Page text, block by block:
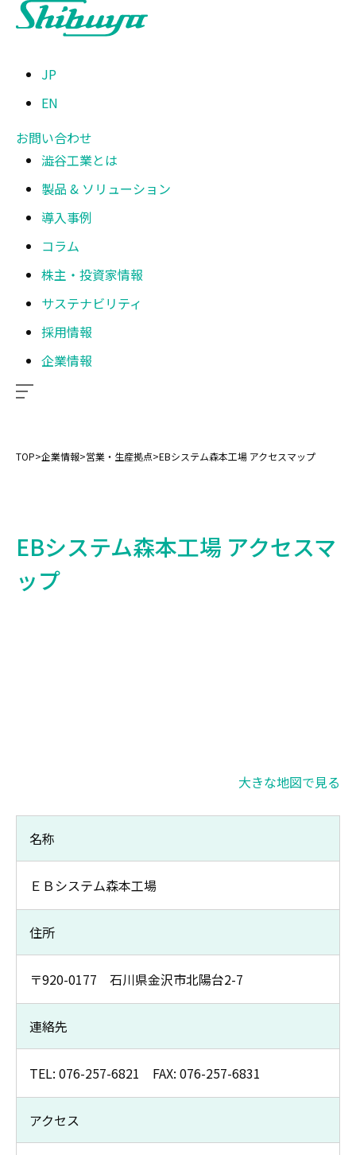
JP
EN
お問い合わせ
澁谷工業とは
製品 & ソリューション
導入事例
コラム
株主・投資家情報
サステナビリティ
採用情報
企業情報
TOP>企業情報>営業・生産拠点>EBシステム森本工場 アクセスマップ
EBシステム森本工場 アクセスマ
ップ
大きな地図で見る
名称
ＥＢシステム森本工場
住所
〒920-0177 石川県金沢市北陽台2-7
連絡先
TEL: 076-257-6821 FAX: 076-257-6831
アクセス